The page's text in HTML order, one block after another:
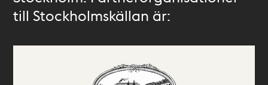
till Stockholmskällan är: